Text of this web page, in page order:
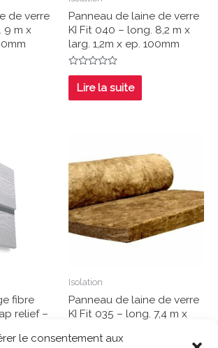
le consentement aux
de verre
9 m x
Panneau de laine de verre
KI Fit 040 – long. 8,2 m x
larg. 1,2m x ep. 100mm
Note
sur
5
Lire la suite
fibre
relief –
Isolation
Panneau de laine de verre
KI Fit 035 – long. 7,4 m x